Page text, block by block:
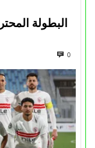
البطولة
0